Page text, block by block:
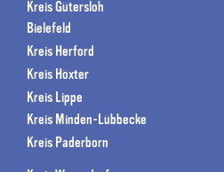
Kreis Gütersloh
Bielefeld
Kreis Herford
Kreis Höxter
Kreis Lippe
Kreis Minden-Lübbecke
Kreis Paderborn